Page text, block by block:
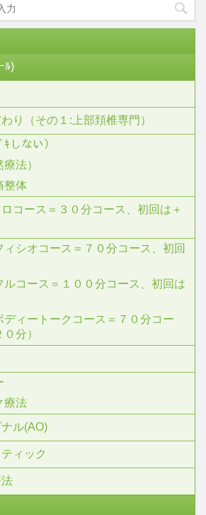
ﾙ)
り（その１:上部頚椎専門）
しない）
法）
整体
コース＝３０分コース、初回は＋
シオコース＝７０分コース、初回
ルコース＝１００分コース、初回は
ディートークコース＝７０分コー
分）
療法
ル(AO)
ィック